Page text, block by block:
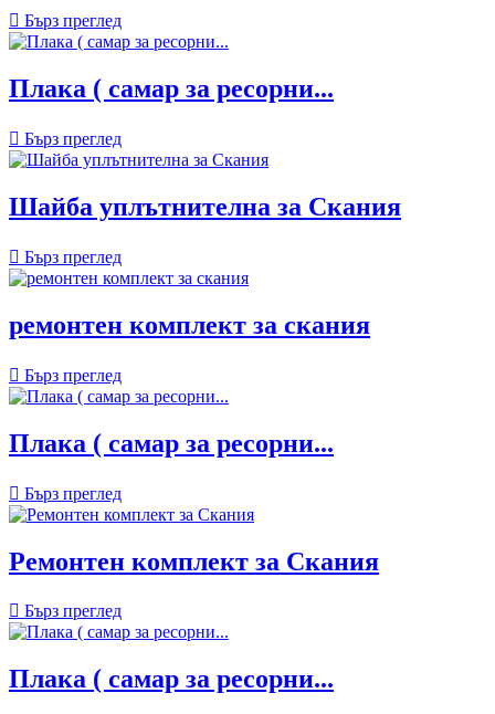
 Бърз преглед
Плака ( самар за ресорни...
 Бърз преглед
Шайба уплътнителна за Скания
 Бърз преглед
ремонтен комплект за скания
 Бърз преглед
Плака ( самар за ресорни...
 Бърз преглед
Ремонтен комплект за Скания
 Бърз преглед
Плака ( самар за ресорни...